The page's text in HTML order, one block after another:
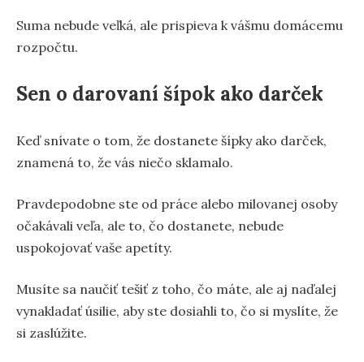
Suma nebude veľká, ale prispieva k vášmu domácemu
rozpočtu.
Sen o darovaní šípok ako darček
Keď snívate o tom, že dostanete šípky ako darček,
znamená to, že vás niečo sklamalo.
Pravdepodobne ste od práce alebo milovanej osoby
očakávali veľa, ale to, čo dostanete, nebude
uspokojovať vaše apetíty.
Musíte sa naučiť tešiť z toho, čo máte, ale aj naďalej
vynakladať úsilie, aby ste dosiahli to, čo si myslíte, že
si zaslúžite.